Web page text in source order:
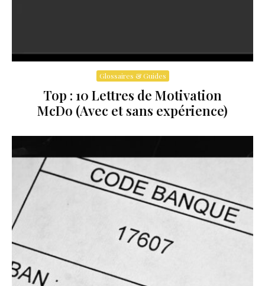
Glossaires & Guides
Top : 10 Lettres de Motivation
McDo (Avec et sans expérience)